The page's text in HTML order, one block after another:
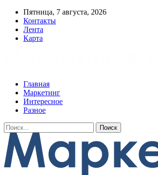
Пятница, 7 августа, 2026
Контакты
Лента
Карта
Главная
Маркетинг
Интересное
Разное